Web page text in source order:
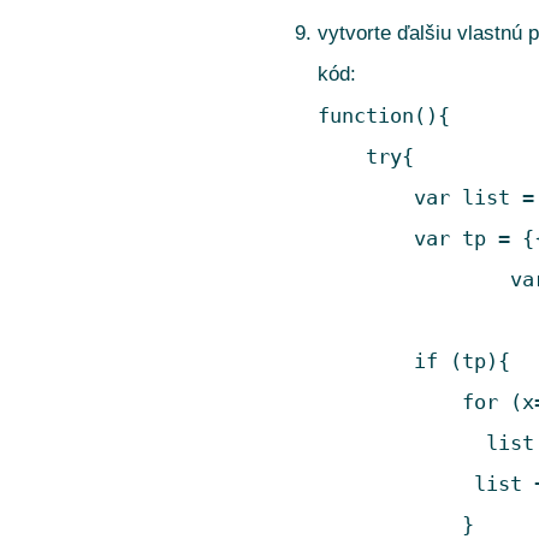
vytvorte ďalšiu vlastnú
kód:
function(){
    try{
var list =
var tp =
        if (tp){
for
            }